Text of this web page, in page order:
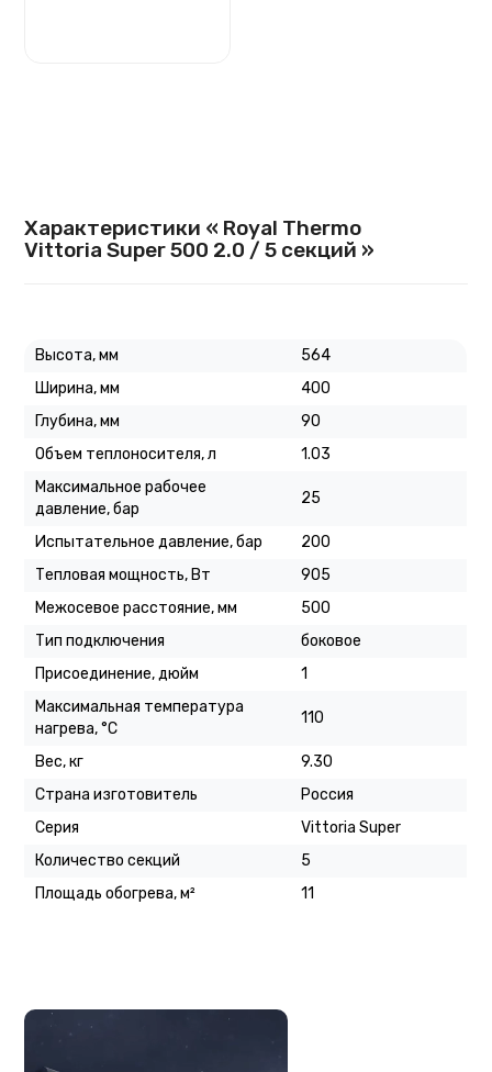
Характеристики « Royal Thermo
Vittoria Super 500 2.0 / 5 секций »
Высота, мм
564
Ширина, мм
400
Глубина, мм
90
Объем теплоносителя, л
1.03
Максимальное рабочее
давление, бар
25
Испытательное давление, бар
200
Тепловая мощность, Вт
905
Межосевое расстояние, мм
500
Тип подключения
боковое
Присоединение, дюйм
1
Максимальная температура
нагрева, °C
110
Вес, кг
9.30
Страна изготовитель
Россия
Серия
Vittoria Super
Количество секций
5
Площадь обогрева, м²
11